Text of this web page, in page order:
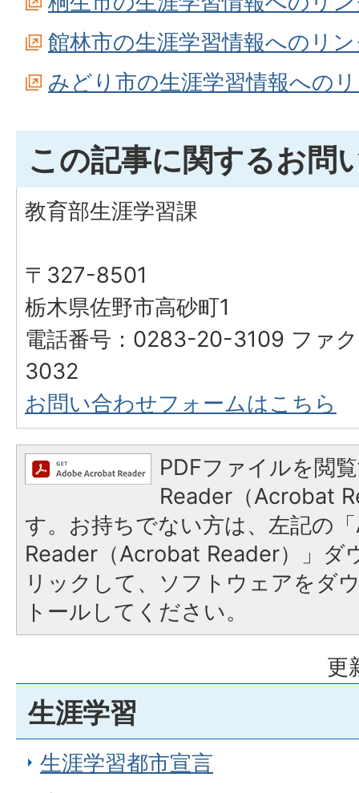
館林市の生涯学習情報へのリ
みどり市の生涯学習情報への
この記事に関するお問
教育部生涯学習課
〒327-8501
栃木県佐野市高砂町1
電話番号：0283-20-3109 ファ
3032
お問い合わせフォームはこちら
PDFファイルを閲
Reader（Acrobat
す。お持ちでない方は、左記の
Reader（Acrobat Reader）」ダ
リックして、ソフトウェアをダ
トールしてください。
更
生涯学習
生涯学習都市宣言